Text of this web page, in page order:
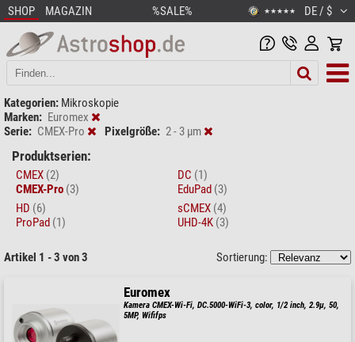
SHOP MAGAZIN %SALE% ★★★★★ DE / $
Kategorien: Mikroskopie
Marken: Euromex
Serie: CMEX-Pro Pixelgröße: 2 - 3 µm
Produktserien:
CMEX (2)
CMEX-Pro (3)
DC (1)
EduPad (3)
HD (6)
ProPad (1)
sCMEX (4)
UHD-4K (3)
Artikel 1 - 3 von 3 Sortierung:
Euromex
Kamera CMEX-Wi-Fi, DC.5000-WiFi-3, color, 1/2 inch, 2.9µ, 50,
5MP, Wififps